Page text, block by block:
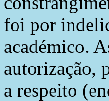
foi por
académico.
autorização,
a respeito